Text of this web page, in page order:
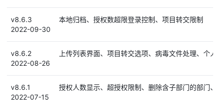
v8.6.3
2022-09-30
本地归档、授权数超限登录控制、项目转交限制
v8.6.2
2022-08-26
上传列表界面、项目转交选项、病毒文件处理、个人
v8.6.1
2022-07-15
授权人数显示、超授权限制、删除含子部门的部门